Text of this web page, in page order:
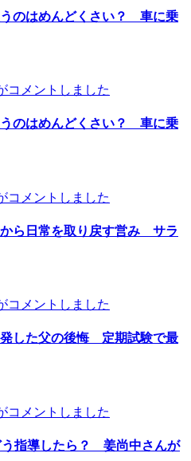
うのはめんどくさい？ 車に乗
コメントしました
うのはめんどくさい？ 車に乗
コメントしました
ら日常を取り戻す営み サラ
コメントしました
した父の後悔 定期試験で最
コメントしました
指導したら？ 姜尚中さんが